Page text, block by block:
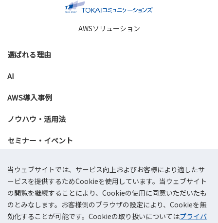
当ウェブサイトでは、サービス向上およびお客様により適したサ
ービスを提供するためCookieを使用しています。当ウェブサイト
の閲覧を継続することにより、Cookieの使用に同意いただいたも
のとみなします。お客様側のブラウザの設定により、Cookieを無
効化することが可能です。Cookieの取り扱いについてはプライバ
AWSソリューション
選ばれる理由
AI
AWS導入事例
ノウハウ・活用法
セミナー・イベント
お問い合わせ
会社概要プライバシーポリシー 情報セキュリティ基本方針
サイトマップ